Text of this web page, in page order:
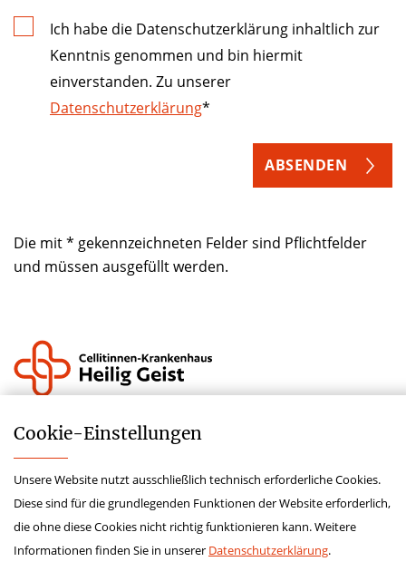
Ich habe die Datenschutzerklärung inhaltlich zur
Kenntnis genommen und bin hiermit
einverstanden. Zu unserer
Datenschutzerklärung*
ABSENDEN
Die mit * gekennzeichneten Felder sind Pflichtfelder
und müssen ausgefüllt werden.
Krankenhauszukunftsfonds
Impressum
Hinweisgeberschutzgesetz
Datenschutz
Cookie-­Einstellungen
Unsere Website nutzt ausschließlich technisch erforderliche Cookies.
Diese sind für die grundlegenden Funktionen der Website erforderlich,
die ohne diese Cookies nicht richtig funktionieren kann. Weitere
Informationen finden Sie in unserer Datenschutzerklärung.